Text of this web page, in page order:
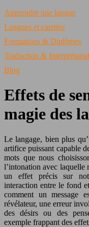
Apprendre une langue
Langues et carrière
Formations & Diplômes
Traduction & Interprétariat
Blog
Effets de
magie des
Le langage, bien plus qu’un simple outil de communication, est un
artifice puissant capable
mots que nous
l’intonation avec laquelle
un effet précis sur
interaction entre le fond
comment un message
révélateur, une erreur
des désirs ou des
exemple frappant des